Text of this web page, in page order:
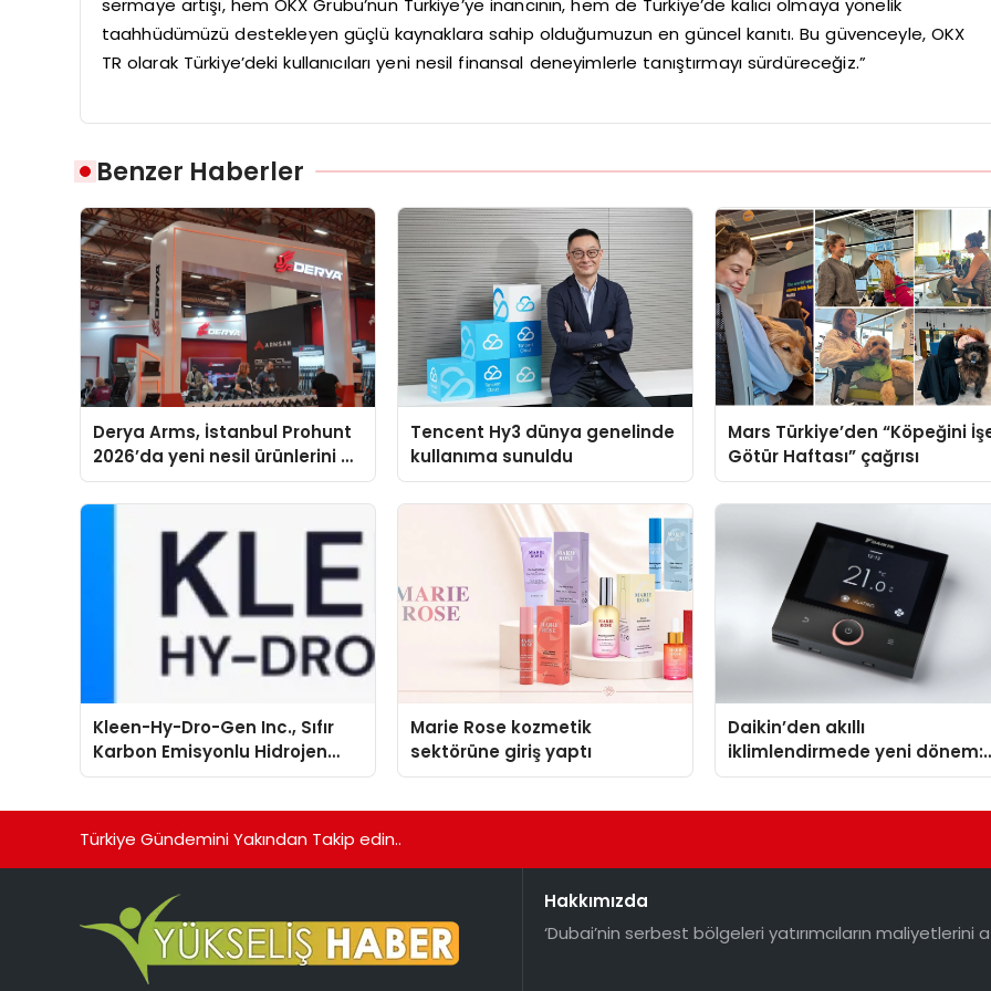
sermaye artışı, hem OKX Grubu’nun Türkiye’ye inancının, hem de Türkiye’de kalıcı olmaya yönelik
taahhüdümüzü destekleyen güçlü kaynaklara sahip olduğumuzun en güncel kanıtı. Bu güvenceyle, OKX
TR olarak Türkiye’deki kullanıcıları yeni nesil finansal deneyimlerle tanıştırmayı sürdüreceğiz.”
Benzer Haberler
Derya Arms, İstanbul Prohunt
2026’da yeni nesil ürünlerini ve
global marka vizyonunu
sergiledi
Tencent Hy3 dünya genelinde
kullanıma sunuldu
Mars Türkiye’den “Köpeğini
Götür Haftası” çağrısı
Kleen-Hy-Dro-Gen Inc., Sıfır
Karbon Emisyonlu Hidrojen
Isıtma Teknolojisinde ISO ve
Marie Rose kozmetik
sektörüne giriş yaptı
Daikin’den akıllı
iklimlendirmede yeni dönem:
Madoka Plus Türkiye’de
Türkiye Gündemini Yakından Takip edin..
Hakkımızda
‘Dubai’nin serbest bölgeleri yatırımcıların maliyetlerini